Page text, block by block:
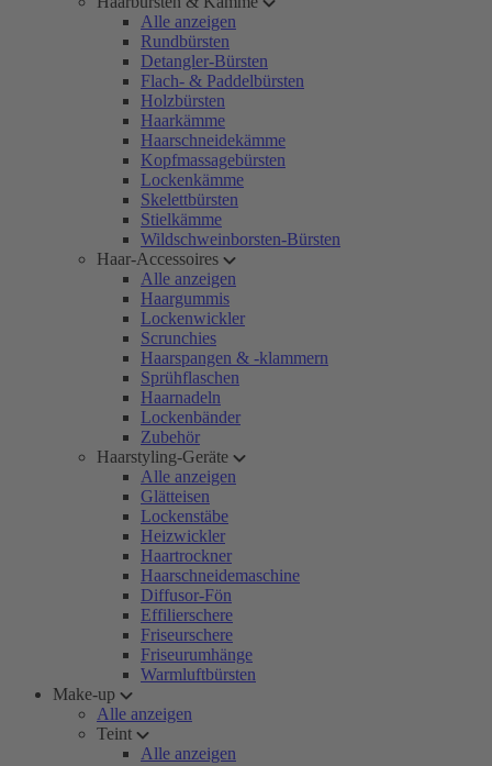
Alle anzeigen
Rundbürsten
Detangler-Bürsten
Flach- & Paddelbürsten
Holzbürsten
Haarkämme
Haarschneidekämme
Kopfmassagebürsten
Lockenkämme
Skelettbürsten
Stielkämme
Wildschweinborsten-Bürsten
Haar-Accessoires
Alle anzeigen
Haargummis
Lockenwickler
Scrunchies
Haarspangen & -klammern
Sprühflaschen
Haarnadeln
Lockenbänder
Zubehör
Haarstyling-Geräte
Alle anzeigen
Glätteisen
Lockenstäbe
Heizwickler
Haartrockner
Haarschneidemaschine
Diffusor-Fön
Effilierschere
Friseurschere
Friseurumhänge
Warmluftbürsten
Make-up
Alle anzeigen
Teint
Alle anzeigen